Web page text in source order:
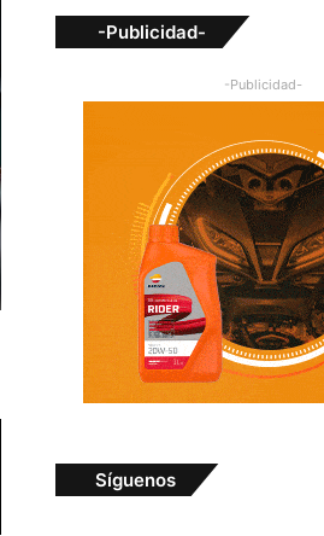
-Publicidad-
-Publicidad-
Síguenos